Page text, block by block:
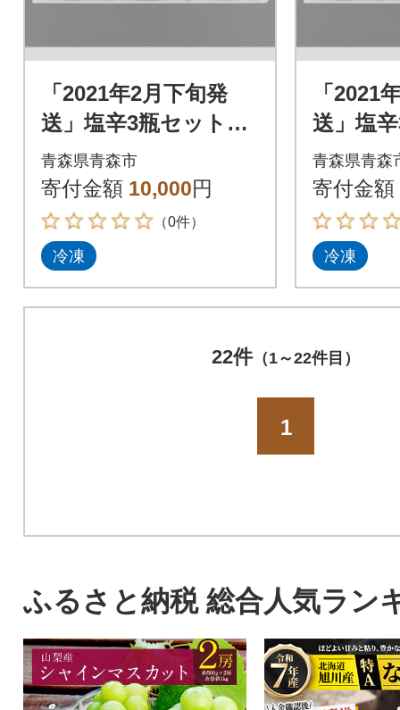
「2021年2月下旬発
送」塩辛3瓶セット_A
156
青森県青森市
寄付金額 10,000円
（0件）
冷凍
「2021
送」塩
156
青森県青森
寄付金額
冷凍
22件（1～22件目）
1
ふるさと納税 総合人気ラン